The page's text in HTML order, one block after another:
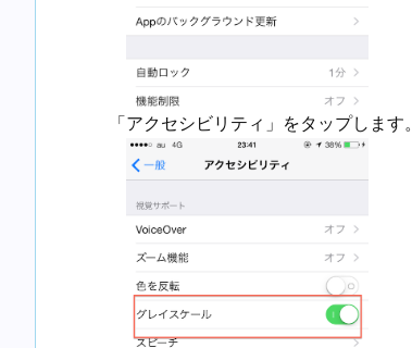
「アクセシビリティ」をタップします。